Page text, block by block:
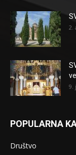
2.
9.
POPULARNA
Društvo